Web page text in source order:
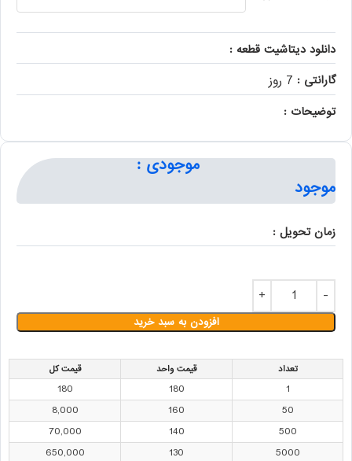
دانلود دیتاشیت قطعه :
گارانتی : 7 روز
توضیحات :
موجودی :
موجود
زمان تحویل :
افزودن به سبد خرید
تعداد قیمت واحد قیمت کل
1
180
180
50
160
8,000
500
140
70,000
5000
130
650,000